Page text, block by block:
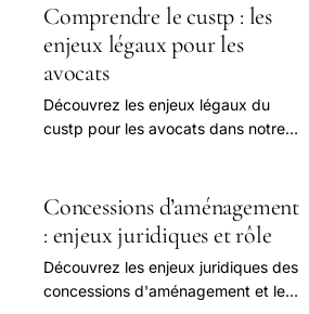
Comprendre le custp : les
enjeux légaux pour les
avocats
Découvrez les enjeux légaux du
custp pour les avocats dans notre
protéger les intérêts.
Concessions d’aménagement
: enjeux juridiques et rôle
Découvrez les enjeux juridiques des
concessions d'aménagement et le